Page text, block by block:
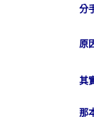
分
原
其
那